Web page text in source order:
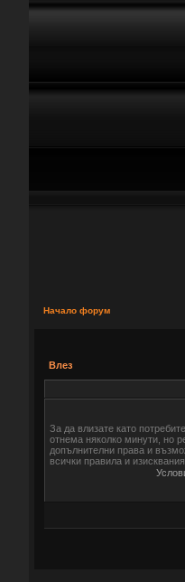
Начало форум
Влез
За да влизате като
отнема няколко минути, но
допълнителни права и
всички правила и